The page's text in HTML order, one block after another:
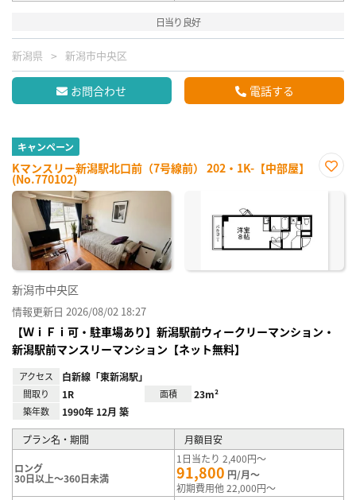
日当り良好
新潟県 新潟市中央区
お問合わせ 電話する
キャンペーン
Kマンスリー新潟駅北口前（7号線前） 202・1K-【中部屋】
(No.770102)
に入
新潟市中央区
情報更新日 2026/08/02 18:27
【ＷｉＦｉ可・駐車場あり】新潟駅前ウィークリーマンション・
新潟駅前マンスリーマンション【ネット無料】
アクセス 白新線「東新潟駅」
間取り 1R 面積 23m²
築年数 1990年 12月 築
プラン名・期間 月額目安
ロング
30日以上～360日未満
1日当たり 2,400円～
91,800 円/月～
初期費用他 22,000円～